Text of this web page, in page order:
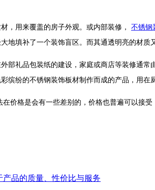
，用来覆盖的房子外观。或内部装修， 不锈钢
地填补了一个装饰盲区。而其通透明亮的材质
部礼品包装纸的建设，家庭或商店等装修通
缤纷的不锈钢装饰板材制作而成的产品，用在
在价格是会有一些差别的，价格也普遍可以接
品的质量、性价比与服务